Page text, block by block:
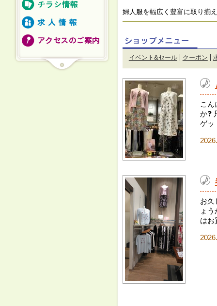
婦人服を幅広く豊富に取り揃え
イベント&セール クーポン
こん
か❓
ゲッ
お久
ょ
はお